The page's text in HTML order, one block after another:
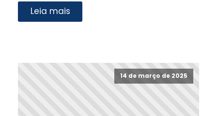
Leia mais
14 de março de 2025